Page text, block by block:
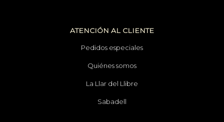
ATENCIÓN AL CLIENTE
Pedidos especiales
Quiénes somos
La Llar del Llibre
Sabadell